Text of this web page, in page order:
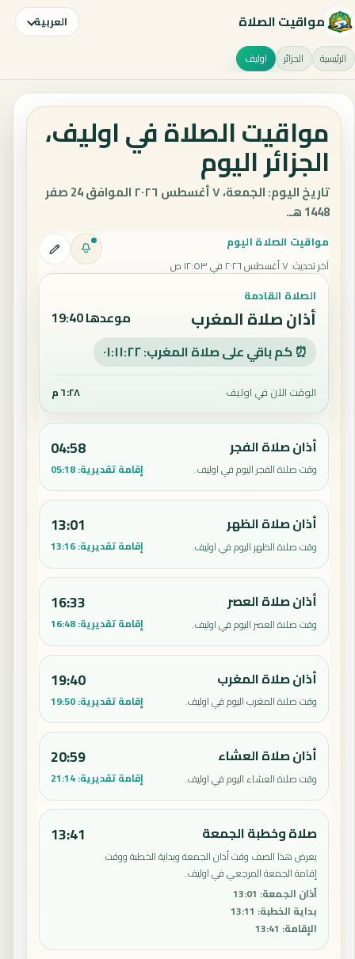
مواقيت الصلاة العربية
الرئيسية الجزائر اوليف
مواقيت الصلاة في اوليف،
الجزائر اليوم
تاريخ اليوم: الجمعة، ٧ أغسطس ٢٠٢٦ الموافق 24 صفر
1448 هـ.
مواقيت الصلاة اليوم
آخر تحديث:٧ أغسطس ٢٠٢٦ في ١٢:٥٣ ص
الصلاة القادمة
أذان صلاة المغرب موعدها 19:40
⏰ كم باقي على صلاة المغرب: ٠١:١١:٢١
الوقت الآن في اوليف ٦:٢٨ م
أذان صلاة الفجر
وقت صلاة الفجر اليوم في اوليف.
04:58
إقامة تقديرية:05:18
أذان صلاة الظهر
وقت صلاة الظهر اليوم في اوليف.
13:01
إقامة تقديرية:13:16
أذان صلاة العصر
وقت صلاة العصر اليوم في اوليف.
16:33
إقامة تقديرية:16:48
أذان صلاة المغرب
وقت صلاة المغرب اليوم في اوليف.
19:40
إقامة تقديرية:19:50
أذان صلاة العشاء
وقت صلاة العشاء اليوم في اوليف.
20:59
إقامة تقديرية:21:14
صلاة وخطبة الجمعة
يعرض هذا الصف وقت أذان الجمعة وبداية الخطبة ووقت
إقامة الجمعة المرجعي في اوليف.
أذان الجمعة:
13:01
بداية الخطبة:
13:11
الإقامة:
13:41
13:41